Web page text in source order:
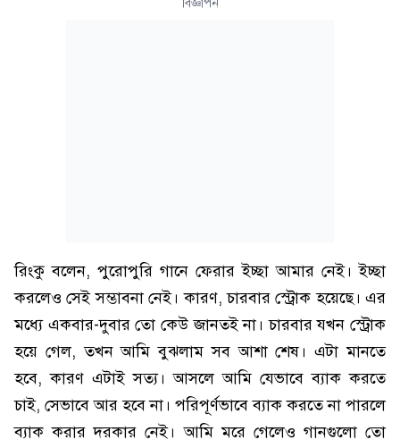
বিজ্ঞাপন
রিংকু বলেন, পুরোপুরি গানে ফেরার ইচ্ছা আমার নেই। ইচ্ছা
করলেও সেই সম্ভাবনা নেই। কারণ, চারবার স্ট্রোক হয়েছে। এর
মধ্যে একবার-দুবার তো কেউ জানতই না। চারবার যখন স্ট্রোক
হয়ে গেল, তখন আমি বুঝলাম সব আশা শেষ। এটা মানতে
হবে, কারণ এটাই সত্য। আসলে আমি যেভাবে ব্যাক করতে
চাই, সেভাবে আর হবে না। পরিপূর্ণভাবে ব্যাক করতে না পারলে
ব্যাক করার দরকার নেই। আমি মরে গেলেও গানগুলো তো